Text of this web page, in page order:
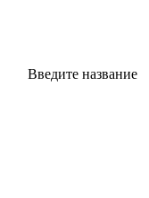
Введите название